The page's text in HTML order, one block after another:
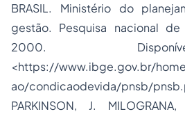
BRASIL. Ministério do
gestão. Pesquisa nacional
2000.
<https://www.ibge.gov.br/
ao/condicaodevida/pnsb/
PARKINSON, J.